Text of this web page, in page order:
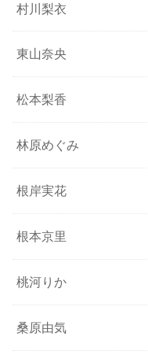
村川梨衣
東山奈央
松本梨香
林原めぐみ
根岸実花
根本京里
桃河りか
桑原由気